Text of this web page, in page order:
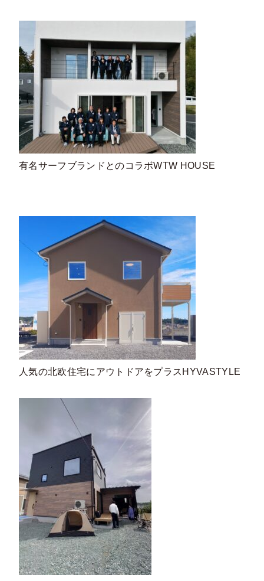
有名サーフブランドとのコラボWTW HOUSE
人気の北欧住宅にアウトドアをプラスHYVASTYLE